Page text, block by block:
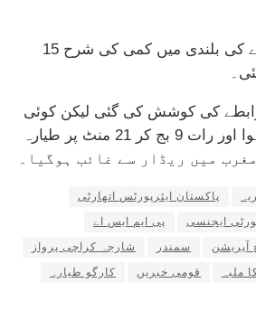
حکام کے مطابق طیارے کی بلندی میں کمی کی شرح 15
رابطے کی کوشش کی گئی لیکن کوئی
جواب موصول نہیں ہوا اور رات 9 بج کر 21 منٹ پر طیارہ
پاکستان ایئرپورٹس اتھارٹی
ایجنسی
پی ایم ایس اے
آپریشن سمندر
شارجہ کراچی پرواز
ملبہ قومی خبریں
کارگو طیارہ